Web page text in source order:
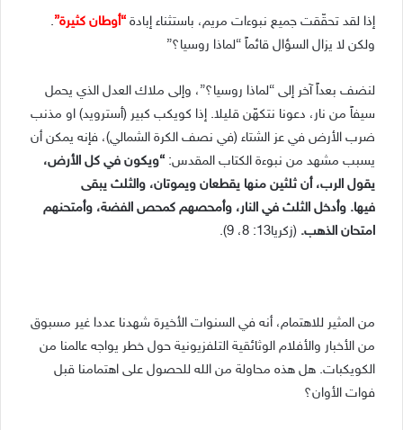
إذا لقد تحقّقت جميع نبوءات مريم، باستثناء إبادة “أوطان كثيرة”.
ولكن لا يزال السؤال قائماً “لماذا روسيا؟”
لنضف بعداً آخر إلى “لماذا روسيا؟”، وإلى ملاك العدل الذي يحمل
سيفاً من نار، دعونا نتكهّن قليلا. إذا كويكب كبير (أسترويد) او مذنب
ضرب الأرض في عز الشتاء (في نصف الكرة الشمالي)، فإنه يمكن أن
يسبب مشهد من نبوءة الكتاب المقدس: “ويكون في كل الأرض،
يقول الرب، أن ثلثين منها يقطعان ويموتان، والثلث يبقى
فيها. وأدخل الثلث في النار، وأمحصهم كمحص الفضة، وأمتحنهم
امتحان الذهب. (زكريا13: 8، 9).
من المثير للاهتمام، أنه في السنوات الأخيرة شهدنا عددا غير مسبوق
من الأخبار والأفلام الوثائقية التلفزيونية حول خطر يواجه عالمنا من
الكويكبات. هل هذه محاولة من الله للحصول على اهتمامنا قبل
فوات الأوان؟